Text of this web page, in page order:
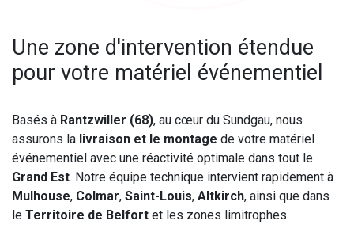
Une zone d'intervention étendue
pour votre matériel événementiel
Basés à Rantzwiller (68), au cœur du Sundgau, nous
assurons la livraison et le montage de votre matériel
événementiel avec une réactivité optimale dans tout le
Grand Est. Notre équipe technique intervient rapidement à
Mulhouse, Colmar, Saint-Louis, Altkirch, ainsi que dans
le Territoire de Belfort et les zones limitrophes.